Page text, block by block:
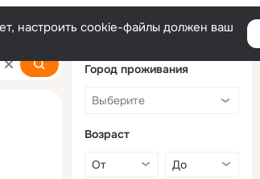
настроить cookie-файлы должен ваш
Город проживания
Возраст